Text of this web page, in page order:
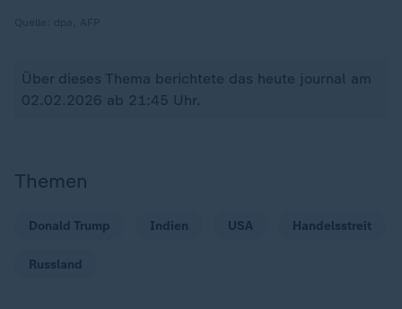
Über dieses Thema berichtete das heute journal am
02.02.2026 ab 21:45 Uhr.
Themen
Donald Trump Indien USA Handelsstreit
Russland